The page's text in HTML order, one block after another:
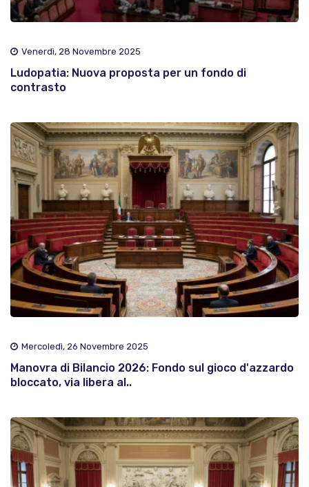
Venerdì, 28 Novembre 2025
Ludopatia: Nuova proposta per un fondo di
contrasto
Mercoledì, 26 Novembre 2025
Manovra di Bilancio 2026: Fondo sul gioco d'azzardo
bloccato, via libera al..